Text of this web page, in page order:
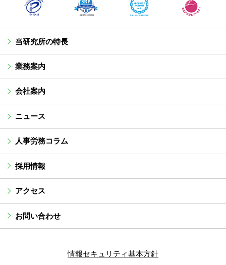
当研究所の特長
業務案内
会社案内
ニュース
人事労務コラム
採用情報
アクセス
お問い合わせ
情報セキュリティ基本方針